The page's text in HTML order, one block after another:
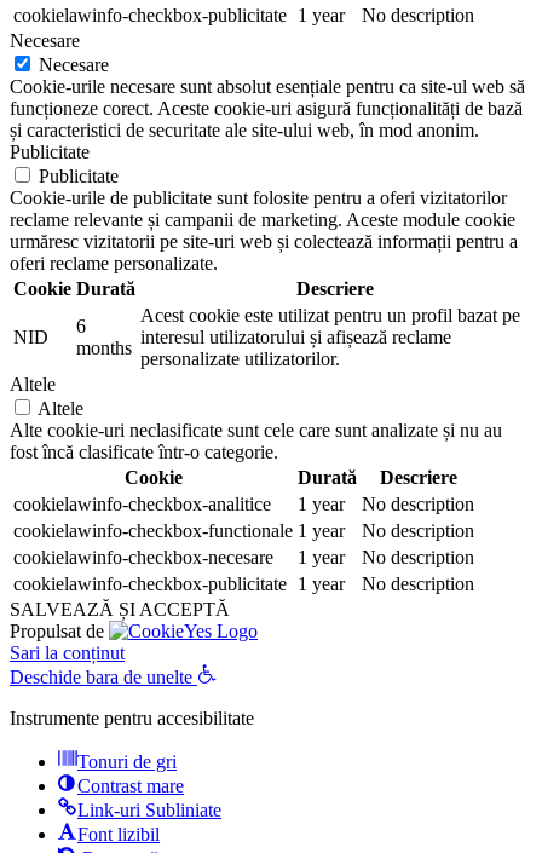
cookielawinfo-checkbox-publicitate 1 year
No description
Necesare
Necesare
Cookie-urile necesare sunt absolut esențiale pentru ca site-ul web să
funcționeze corect. Aceste cookie-uri asigură funcționalități de bază
și caracteristici de securitate ale site-ului web, în mod anonim.
Publicitate
Publicitate
Cookie-urile de publicitate sunt folosite pentru a oferi vizitatorilor
reclame relevante și campanii de marketing. Aceste module cookie
urmăresc vizitatorii pe site-uri web și colectează informații pentru a
oferi reclame personalizate.
Cookie Durată Descriere
NID
6
months
Acest cookie este utilizat pentru un profil bazat pe
interesul utilizatorului și afișează reclame
personalizate utilizatorilor.
Altele
Altele
Alte cookie-uri neclasificate sunt cele care sunt analizate și nu au
fost încă clasificate într-o categorie.
Cookie
Durată
Descriere
cookielawinfo-checkbox-analitice
1 year
No description
cookielawinfo-checkbox-functionale 1 year
No description
cookielawinfo-checkbox-necesare
1 year
No description
cookielawinfo-checkbox-publicitate 1 year
No description
SALVEAZĂ ȘI ACCEPTĂ
Propulsat de
Sari la conținut
Deschide bara de unelte
Instrumente pentru accesibilitate
Tonuri de gri
Contrast mare
Link-uri Subliniate
Font lizibil